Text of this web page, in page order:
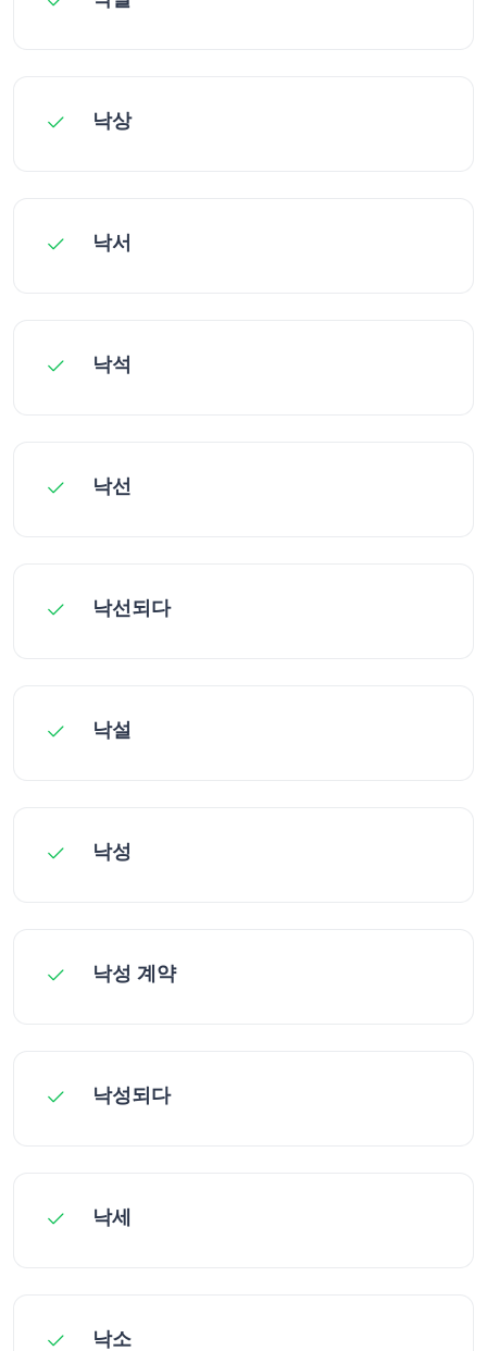
낙상
낙서
낙석
낙선
낙선되다
낙설
낙성
낙성 계약
낙성되다
낙세
낙소